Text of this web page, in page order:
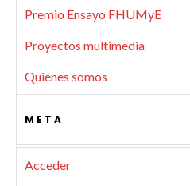
Premio Ensayo FHUMyE
Proyectos multimedia
Quiénes somos
META
Acceder